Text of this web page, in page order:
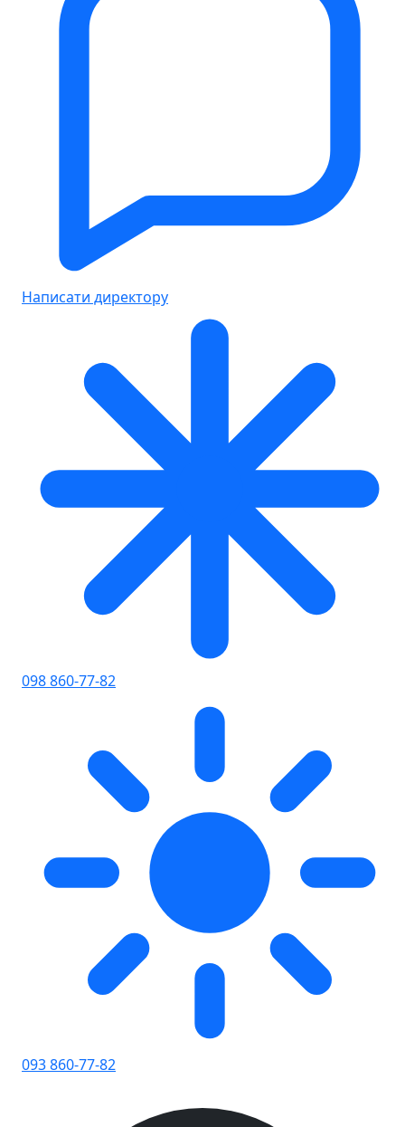
Написати директору
098 860-77-82
093 860-77-82